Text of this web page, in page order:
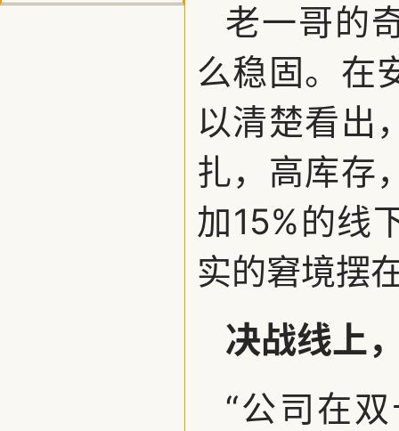
老一哥的
么稳固。在
以清楚看出
扎，高库存
加15%的线
实的窘境摆
决战线上
“公司在